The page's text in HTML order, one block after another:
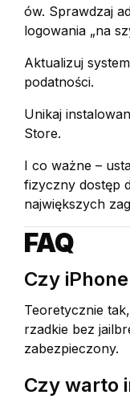
ów. Sprawdzaj
logowania „na
Aktualizuj
podatności.
Unikaj
Store.
I co ważne –
fizyczny dostęp
największych
FAQ
Czy
Teoretycznie
rzadkie bez
zabezpieczony.
Czy warto